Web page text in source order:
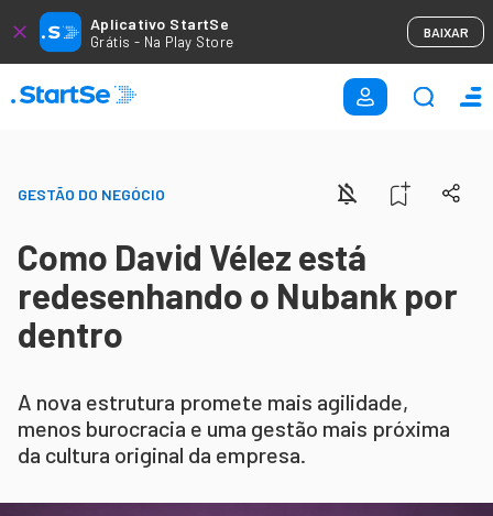
Aplicativo StartSe
Grátis - Na Play Store
BAIXAR
GESTÃO DO NEGÓCIO
Como David Vélez está
redesenhando o Nubank por
dentro
A nova estrutura promete mais agilidade,
menos burocracia e uma gestão mais próxima
da cultura original da empresa.